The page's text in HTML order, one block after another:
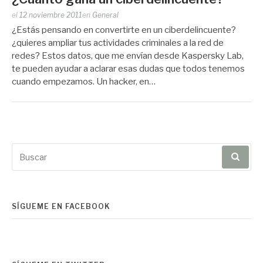
Publicado
por
Zootropo
el 12 noviembre 2011en General
¿Estás pensando en convertirte en un ciberdelincuente?
¿quieres ampliar tus actividades criminales a la red de
redes? Estos datos, que me envían desde Kaspersky Lab,
te pueden ayudar a aclarar esas dudas que todos tenemos
cuando empezamos. Un hacker, en…
por:
SÍGUEME EN FACEBOOK